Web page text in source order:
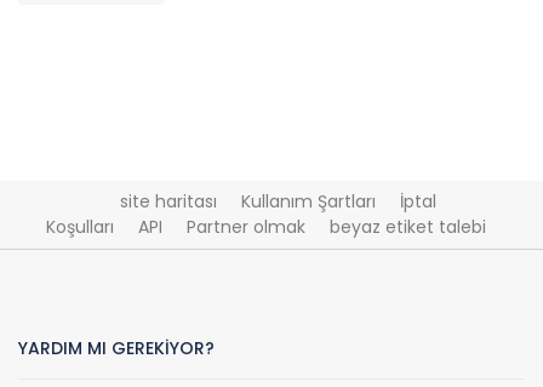
site haritası Kullanım Şartları
İptal
Koşulları
API Partner olmak beyaz etiket talebi
YARDIM MI GEREKİYOR?